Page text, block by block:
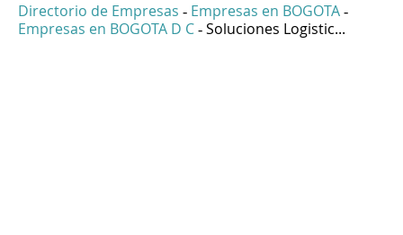
Directorio de Empresas - Empresas en BOGOTA -
Empresas en BOGOTA D C - Soluciones Logistic...